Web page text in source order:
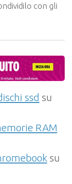
con gli
ssd su
RAM
su